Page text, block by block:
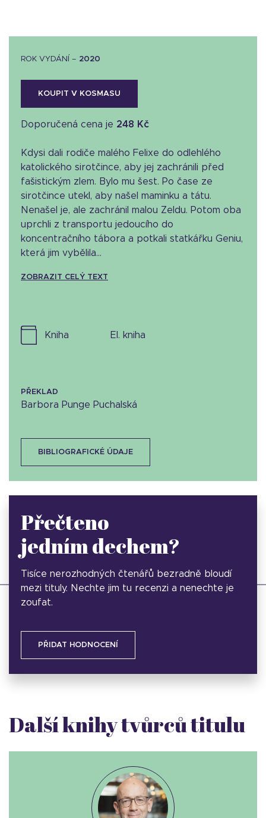
ROK VYDÁNÍ – 2020
KOUPIT V KOSMASU
Doporučená cena je 248 Kč
Kdysi dali rodiče malého Felixe do odlehlého
katolického sirotčince, aby jej zachránili před
fašistickým zlem. Bylo mu šest. Po čase ze
sirotčince utekl, aby našel maminku a tátu.
Nenašel je, ale zachránil malou Zeldu. Potom oba
uprchli z transportu jedoucího do
koncentračního tábora a potkali statkářku Geniu,
která jim vybělila...
ZOBRAZIT CELÝ TEXT
kniha el. kniha
PŘEKLAD
Barbora Punge Puchalská
BIBLIOGRAFICKÉ ÚDAJE
Přečteno
jedním dechem?
Tisíce nerozhodných čtenářů bezradně bloudí
mezi tituly. Nechte jim tu recenzi a nenechte je
zoufat.
PŘIDAT HODNOCENÍ
Další knihy tvůrců titulu